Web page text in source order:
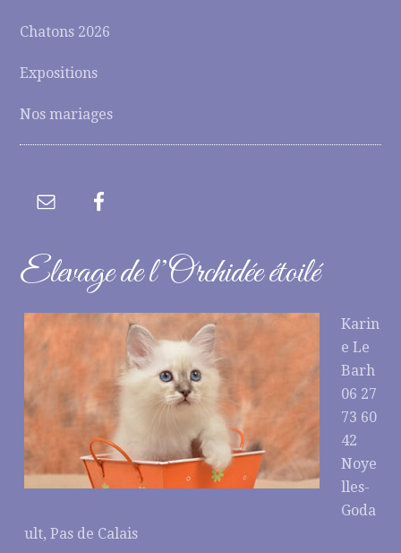
Chatons 2026
Expositions
Nos mariages
Elevage de l’Orchidée étoilé
Karin
e Le
Barh
06 27
73 60
42
Noye
lles-
Goda
ult, Pas de Calais